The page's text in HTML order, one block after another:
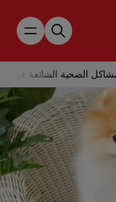
الصحية الشائعة في